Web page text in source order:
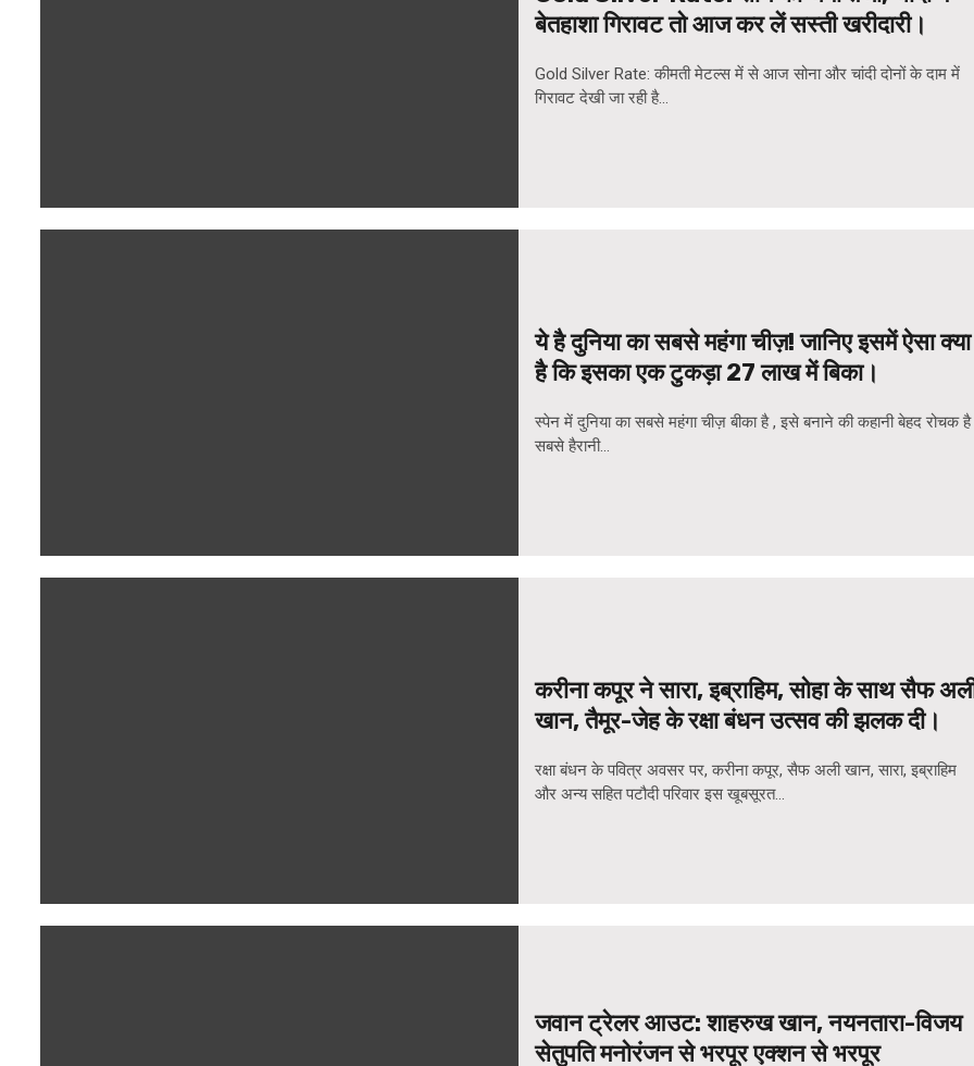
बेतहाशा गिरावट तो आज कर लें सस्ती खरीदारी।
Gold Silver Rate: कीमती मेटल्स में से आज सोना और चांदी दोनों के दाम में
गिरावट देखी जा रही है...
ये है दुनिया का सबसे महंगा चीज़! जानिए इसमें ऐसा क्या
है कि इसका एक टुकड़ा 27 लाख में बिका।
स्पेन में दुनिया का सबसे महंगा चीज़ बीका है , इसे बनाने की कहानी बेहद रोचक है
सबसे हैरानी...
करीना कपूर ने सारा, इब्राहिम, सोहा के साथ सैफ
खान, तैमूर-जेह के रक्षा बंधन उत्सव की झलक दी।
रक्षा बंधन के पवित्र अवसर पर, करीना कपूर, सैफ अली खान, सारा, इब्राहिम
और अन्य सहित पटौदी परिवार इस खूबसूरत...
जवान ट्रेलर आउट: शाहरुख खान, नयनतारा-विजय
सेतुपति मनोरंजन से भरपूर एक्शन से भरपूर